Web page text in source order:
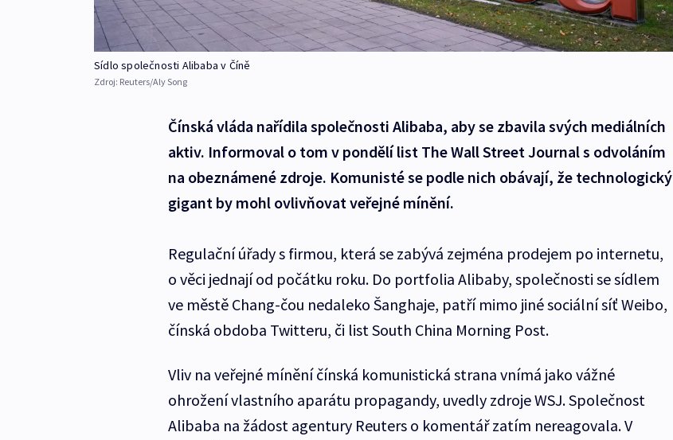
Sídlo společnosti Alibaba v Číně
Zdroj: Reuters/Aly Song
Čínská vláda nařídila společnosti Alibaba, aby se zbavila svých mediálních
aktiv. Informoval o tom v pondělí list The Wall Street Journal s odvoláním
na obeznámené zdroje. Komunisté se podle nich obávají, že technologický
gigant by mohl ovlivňovat veřejné mínění.
Regulační úřady s firmou, která se zabývá zejména prodejem po internetu,
o věci jednají od počátku roku. Do portfolia Alibaby, společnosti se sídlem
ve městě Chang-čou nedaleko Šanghaje, patří mimo jiné sociální síť Weibo,
čínská obdoba Twitteru, či list South China Morning Post.
Vliv na veřejné mínění čínská komunistická strana vnímá jako vážné
ohrožení vlastního aparátu propagandy, uvedly zdroje WSJ. Společnost
Alibaba na žádost agentury Reuters o komentář zatím nereagovala. V